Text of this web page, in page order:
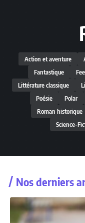
Action et aventure
Fantastique
Littérature classique
Poésie
Polar
Roman historique
Science-
Nos derniers